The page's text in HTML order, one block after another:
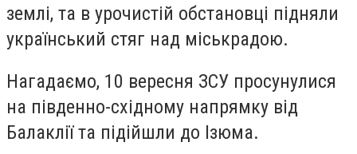
землі, та в урочистій обстановці підняли
український стяг над міськрадою.
Нагадаємо, 10 вересня ЗСУ просунулися
на південно-східному напрямку від
Балаклії та підійшли до Ізюма.